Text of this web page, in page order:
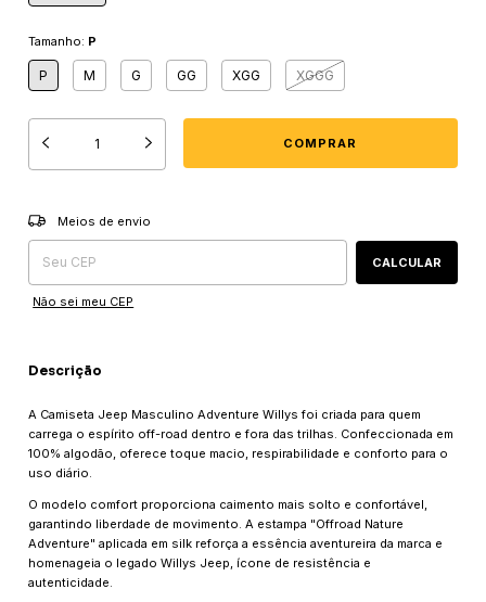
Tamanho: P
P M G GG XGG XGGG
Entregas para o CEP:
Meios de envio
CALCULAR
Não sei meu CEP
Descrição
A Camiseta Jeep Masculino Adventure Willys foi criada para quem
carrega o espírito off-road dentro e fora das trilhas. Confeccionada em
100% algodão, oferece toque macio, respirabilidade e conforto para o
uso diário.
O modelo comfort proporciona caimento mais solto e confortável,
garantindo liberdade de movimento. A estampa "Offroad Nature
Adventure" aplicada em silk reforça a essência aventureira da marca e
homenageia o legado Willys Jeep, ícone de resistência e
autenticidade.